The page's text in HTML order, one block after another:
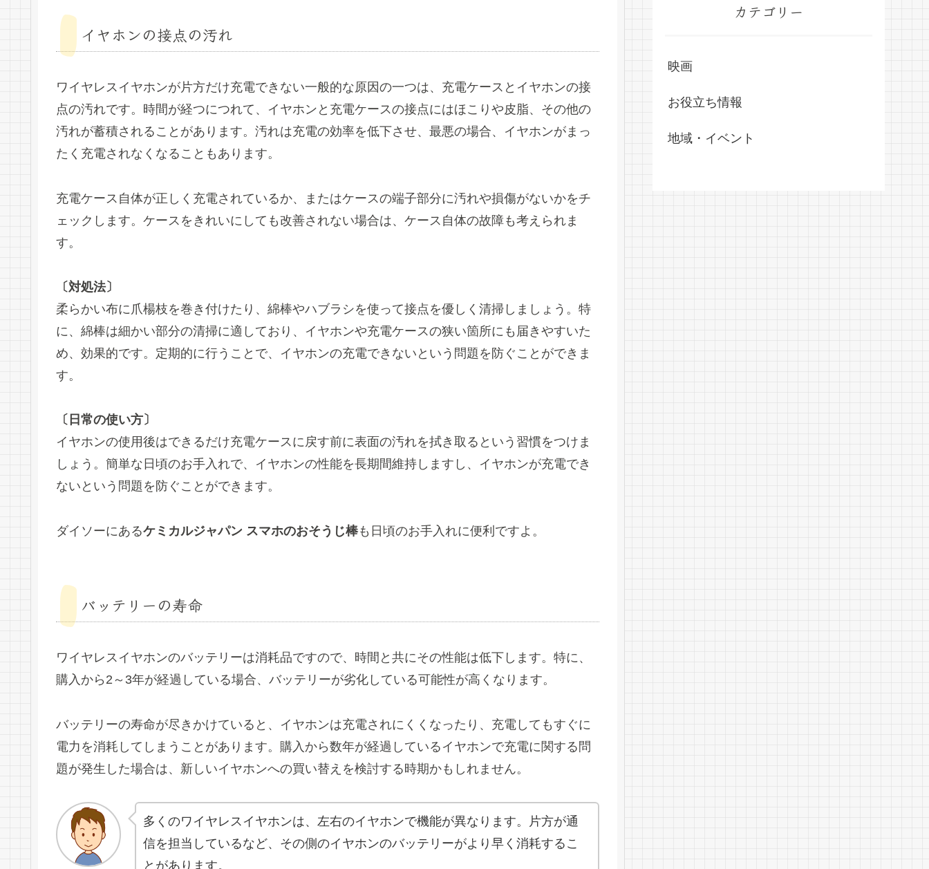
イヤホンの接点の汚れ
ワイヤレスイヤホンが片方だけ充電できない一般的な原因の一つは、充電ケースとイヤホンの接
点の汚れです。時間が経つにつれて、イヤホンと充電ケースの接点にはほこりや皮脂、その他の
汚れが蓄積されることがあります。汚れは充電の効率を低下させ、最悪の場合、イヤホンがまっ
たく充電されなくなることもあります。
充電ケース自体が正しく充電されているか、またはケースの端子部分に汚れや損傷がないかをチ
ェックします。ケースをきれいにしても改善されない場合は、ケース自体の故障も考えられま
す。
〔対処法〕
柔らかい布に爪楊枝を巻き付けたり、綿棒やハブラシを使って接点を優しく清掃しましょう。特
に、綿棒は細かい部分の清掃に適しており、イヤホンや充電ケースの狭い箇所にも届きやすいた
め、効果的です。定期的に行うことで、イヤホンの充電できないという問題を防ぐことができま
す。
〔日常の使い方〕
イヤホンの使用後はできるだけ充電ケースに戻す前に表面の汚れを拭き取るという習慣をつけま
しょう。簡単な日頃のお手入れで、イヤホンの性能を長期間維持しますし、イヤホンが充電でき
ないという問題を防ぐことができます。
ダイソーにあるケミカルジャパン スマホのおそうじ棒も日頃のお手入れに便利ですよ。
バッテリーの寿命
ワイヤレスイヤホンのバッテリーは消耗品ですので、時間と共にその性能は低下します。特に、
購入から2～3年が経過している場合、バッテリーが劣化している可能性が高くなります。
バッテリーの寿命が尽きかけていると、イヤホンは充電されにくくなったり、充電してもすぐに
電力を消耗してしまうことがあります。購入から数年が経過しているイヤホンで充電に関する問
題が発生した場合は、新しいイヤホンへの買い替えを検討する時期かもしれません。
多くのワイヤレスイヤホンは、左右のイヤホンで機能が異なります。片方が通
信を担当しているなど、その側のイヤホンのバッテリーがより早く消耗するこ
とがあります。
カテゴリー
映画
お役立ち情報
地域・イベント